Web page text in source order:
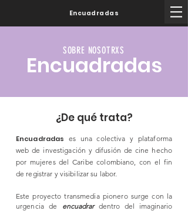
Encuadradas
Encuadradas
SOBRE NOSOTRXS
¿De qué trata?
Encuadradas es una colectiva y plataforma
web de investigación y difusión de cine hecho
por mujeres del Caribe colombiano, con el fin
de registrar y visibilizar su labor.
Este proyecto transmedia pionerosurge con la
urgencia de encuadrar dentro del imaginario